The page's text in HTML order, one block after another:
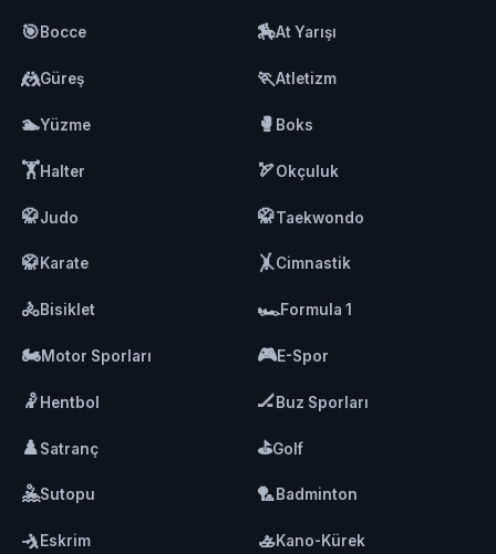
🎯Bocce 🏇At Yarışı
🤼Güreş 🏃Atletizm
🏊Yüzme 🥊 Boks
🏋️Halter 🏹Okçuluk
🥋Judo 🥋Taekwondo
🥋Karate 🤸Cimnastik
🚴Bisiklet 🏎️Formula 1
🏍️Motor Sporları 🎮E-Spor
🤾 Hentbol 🏒Buz Sporları
♟️Satranç ⛳Golf
🤽Sutopu 🏸Badminton
🤺Eskrim 🚣Kano-Kürek